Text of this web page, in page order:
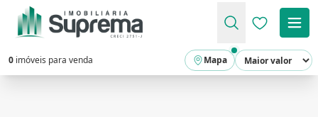
Favoritos
0 imóveis para venda Mapa